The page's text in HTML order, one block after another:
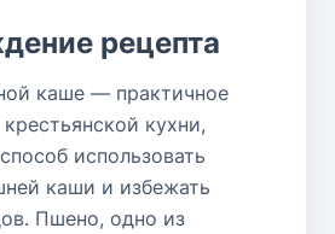
рецепта
каше — практичное
кухни,
использовать
каши и избежать
Пшено, одно из